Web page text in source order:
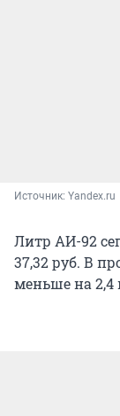
Источник: Yandex.ru
Литр АИ-92
37,32 руб. В
меньше на 2,4